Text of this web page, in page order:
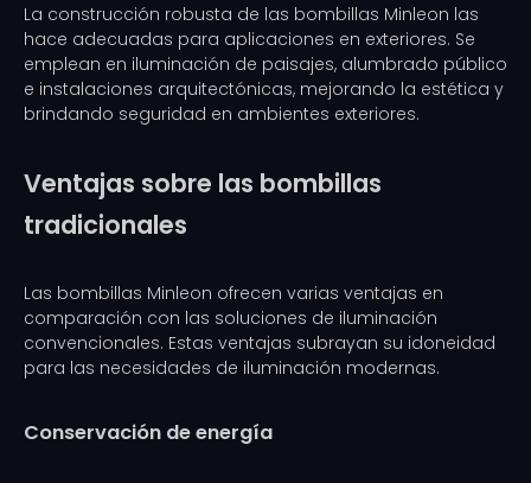
La construcción robusta de las bombillas Minleon las
hace adecuadas para aplicaciones en exteriores. Se
emplean en iluminación de paisajes, alumbrado público
e instalaciones arquitectónicas, mejorando la estética y
brindando seguridad en ambientes exteriores.
Ventajas sobre las bombillas
tradicionales
Las bombillas Minleon ofrecen varias ventajas en
comparación con las soluciones de iluminación
convencionales. Estas ventajas subrayan su idoneidad
para las necesidades de iluminación modernas.
Conservación de energía